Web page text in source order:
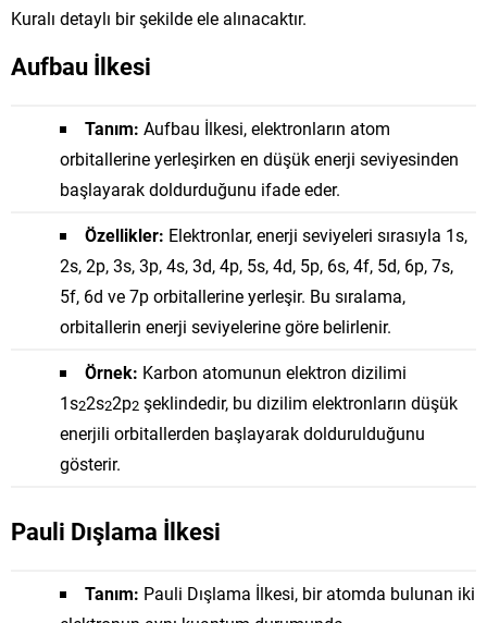
Kuralı detaylı bir şekilde ele alınacaktır.
Aufbau İlkesi
Tanım: Aufbau İlkesi, elektronların atom
orbitallerine yerleşirken en düşük enerji seviyesinden
başlayarak doldurduğunu ifade eder.
Özellikler: Elektronlar, enerji seviyeleri sırasıyla 1s,
2s, 2p, 3s, 3p, 4s, 3d, 4p, 5s, 4d, 5p, 6s, 4f, 5d, 6p, 7s,
5f, 6d ve 7p orbitallerine yerleşir. Bu sıralama,
orbitallerin enerji seviyelerine göre belirlenir.
Örnek: Karbon atomunun elektron dizilimi
1s22s22p2 şeklindedir, bu dizilim elektronların düşük
enerjili orbitallerden başlayarak doldurulduğunu
gösterir.
Pauli Dışlama İlkesi
Tanım: Pauli Dışlama İlkesi, bir atomda bulunan iki